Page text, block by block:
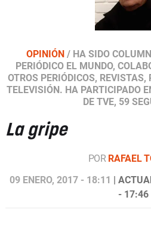
OPINIÓN / HA SIDO
PERIÓDICO EL MUNDO,
OTROS PERIÓDICOS,
TELEVISIÓN. HA PARTICIPADO
DE TVE, 59
La gripe
POR RAFAEL
09 ENERO, 2017 - 18:11 |
- 17:46